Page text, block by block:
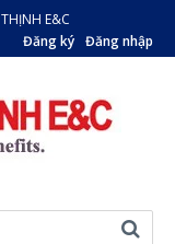
E&C
Đăng ký Đăng nhập